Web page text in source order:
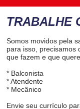
TRABALHE
Somos movidos pela
para isso, precisamos
que fazem e que
* Balconista
* Atendente
* Mecânico
Envie seu currículo